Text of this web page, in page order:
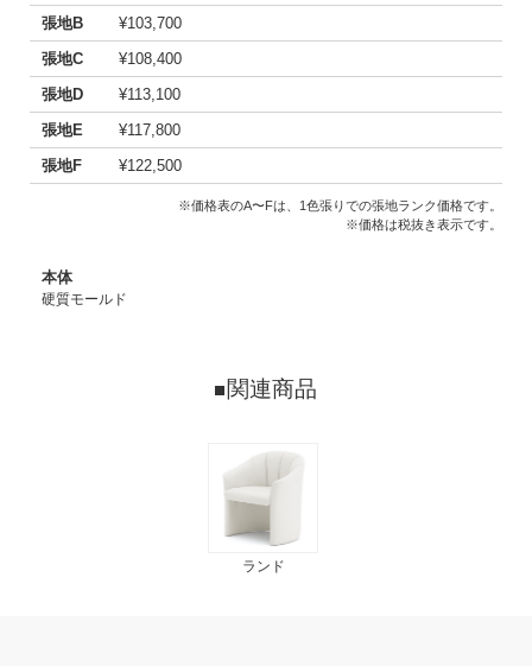
張地B
¥103,700
張地C
¥108,400
張地D
¥113,100
張地E
¥117,800
張地F
¥122,500
※価格表のA〜Fは、1色張りでの張地ランク価格です。
※価格は税抜き表示です。
本体
硬質モールド
関連商品
ランド